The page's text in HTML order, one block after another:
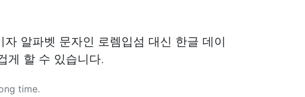
알파벳 문자인 로렘입섬 대신 한글 데이
게 할 수 있습니다.
time.